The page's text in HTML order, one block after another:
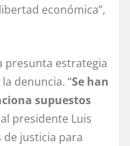
económica”,
presunta estrategia
denuncia. “Se han
supuestos
presidente Luis
justicia para